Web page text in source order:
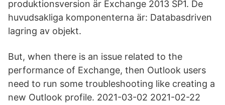
produktionsversion är Exchange 2013 SP1. De
huvudsakliga komponenterna är: Databasdriven
lagring av objekt.
But, when there is an issue related to the
performance of Exchange, then Outlook users
need to run some troubleshooting like creating a
new Outlook profile. 2021-03-02 2021-02-22